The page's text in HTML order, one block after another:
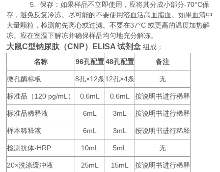
5. 保存：如果样品不立即使用，应将其分成小部分-70°C保
存，避免反复冷冻。尽可能的不要使用溶血活高血脂血。如果血清中
大量颗粒，检测前先离心或过滤。不要在37°C 或更高的温度加热解
冻。应在室温下解冻并确保样品均匀地充分解冻。
大鼠C型钠尿肽（CNP）ELISA 试剂盒组成：
名称
96孔配置 48孔配置 备注
微孔酶标板 8孔×12条 12孔×4条 无
标准品（120 pg/mL ） 0.6mL 0.6mL 按说明书进行稀释
标准品稀释液 6mL 3mL 按说明书进行稀释
样本稀释液 6mL 3mL 按说明书进行稀释
检测抗体-HRP 10mL 5mL 无
20×洗涤缓冲液 25mL 15mL 按说明书进行稀释